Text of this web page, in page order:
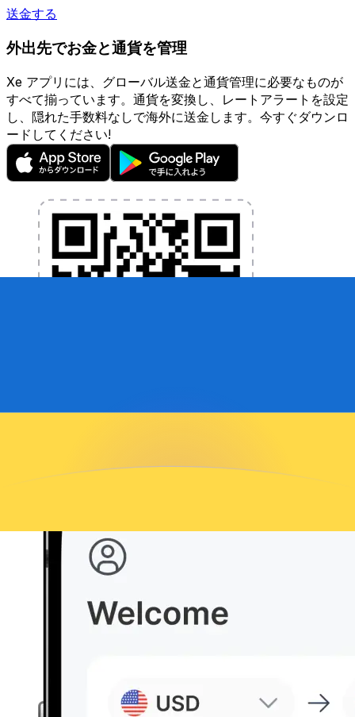
送金する
外出先でお金と通貨を管理
Xe アプリには、グローバル送金と通貨管理に必要なものが
すべて揃っています。通貨を変換し、レートアラートを設定
し、隠れた手数料なしで海外に送金します。今すぐダウンロ
ードしてください!